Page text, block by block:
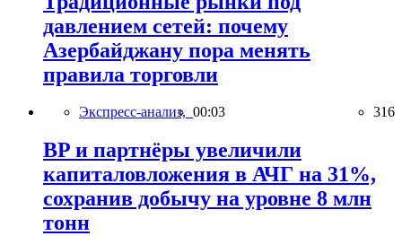
давлением сетей: почему
Азербайджану пора менять
правила торговли
Экспресс-анализ, 00:03 316
BP и партнёры увеличили
капиталовложения в АЧГ на 31%,
сохранив добычу на уровне 8 млн
тонн